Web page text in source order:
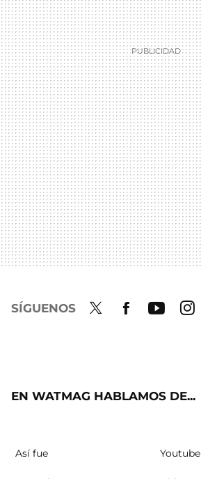
SÍGUENOS
EN WATMAG HABLAMOS DE...
Así fue Youtube